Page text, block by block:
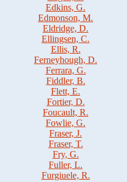
Edkins, G.
Edmonson, M.
Eldridge, D.
Ellingsen, C.
Ellis, R.
Ferneyhough, D.
Ferrara, G.
Fiddler, B.
Flett, E.
Fortier, D.
Foucault, R.
Fowlie, G.
Fraser, J.
Fraser, T.
Fry, G.
Fuller, L.
Furgiuele, R.